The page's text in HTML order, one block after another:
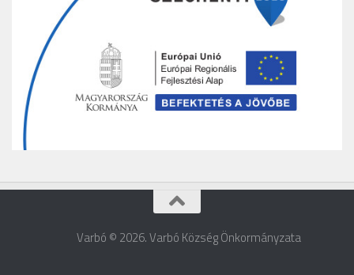
Varbó © 2026. Varbó Község Önkormányzata